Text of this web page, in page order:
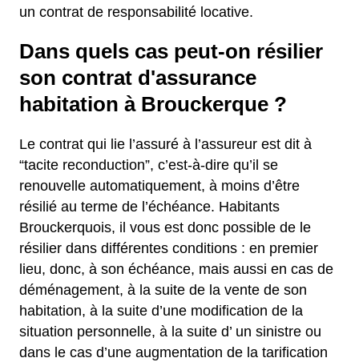
un contrat de responsabilité locative.
Dans quels cas peut-on résilier
son contrat d'assurance
habitation à Brouckerque ?
Le contrat qui lie l’assuré à l’assureur est dit à
“tacite reconduction”, c’est-à-dire qu’il se
renouvelle automatiquement, à moins d’être
résilié au terme de l’échéance. Habitants
Brouckerquois, il vous est donc possible de le
résilier dans différentes conditions : en premier
lieu, donc, à son échéance, mais aussi en cas de
déménagement, à la suite de la vente de son
habitation, à la suite d’une modification de la
situation personnelle, à la suite d’ un sinistre ou
dans le cas d’une augmentation de la tarification